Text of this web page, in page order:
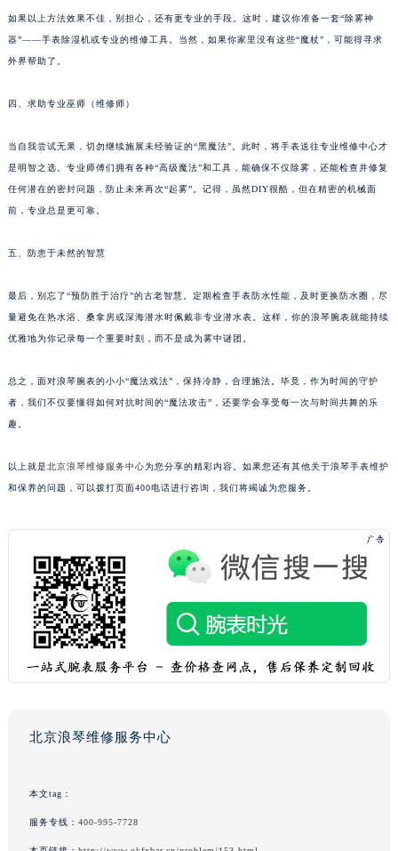
如果以上方法效果不佳，别担心，还有更专业的手段。这时，建议你准备一套“除雾神
器”——手表除湿机或专业的维修工具。当然，如果你家里没有这些“魔杖”，可能得寻求
外界帮助了。
四、求助专业巫师（维修师）
当自我尝试无果，切勿继续施展未经验证的“黑魔法”。此时，将手表送往专业维修中心才
是明智之选。专业师傅们拥有各种“高级魔法”和工具，能确保不仅除雾，还能检查并修复
任何潜在的密封问题，防止未来再次“起雾”。记得，虽然DIY很酷，但在精密的机械面
前，专业总是更可靠。
五、防患于未然的智慧
最后，别忘了“预防胜于治疗”的古老智慧。定期检查手表防水性能，及时更换防水圈，尽
量避免在热水浴、桑拿房或深海潜水时佩戴非专业潜水表。这样，你的浪琴腕表就能持续
优雅地为你记录每一个重要时刻，而不是成为雾中谜团。
总之，面对浪琴腕表的小小“魔法戏法”，保持冷静，合理施法。毕竟，作为时间的守护
者，我们不仅要懂得如何对抗时间的“魔法攻击”，还要学会享受每一次与时间共舞的乐
趣。
以上就是北京浪琴维修服务中心为您分享的精彩内容。如果您还有其他关于浪琴手表维护
和保养的问题，可以拨打页面400电话进行咨询，我们将竭诚为您服务。
北京浪琴维修服务中心
本文tag：
服务专线： 400-995-7728